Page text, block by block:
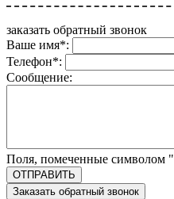
заказать обратный звонок
Ваше имя*:
Телефон*:
Сообщение:
Поля, помеченные символом "